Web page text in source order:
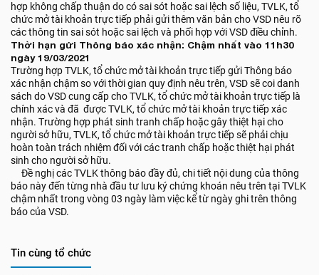
hợp không chấp thuận do có sai sót hoặc sai lệch số liệu, TVLK, tổ
chức mở tài khoản trực tiếp phải gửi thêm văn bản cho VSD nêu rõ
các thông tin sai sót hoặc sai lệch và phối hợp với VSD điều chỉnh.
Thời hạn gửi Thông báo xác nhận: Chậm nhất vào 11h30
ngày 19/03/2021
Trường hợp TVLK, tổ chức mở tài khoản trực tiếp gửi Thông báo
xác nhận chậm so với thời gian quy định nêu trên, VSD sẽ coi danh
sách do VSD cung cấp cho TVLK, tổ chức mở tài khoản trực tiếp là
chính xác và đã được TVLK, tổ chức mở tài khoản trực tiếp xác
nhận. Trường hợp phát sinh tranh chấp hoặc gây thiệt hại cho
người sở hữu, TVLK, tổ chức mở tài khoản trực tiếp sẽ phải chịu
hoàn toàn trách nhiệm đối với các tranh chấp hoặc thiệt hại phát
sinh cho người sở hữu.
Đề nghị các TVLK thông báo đầy đủ, chi tiết nội dung của thông
báo này đến từng nhà đầu tư lưu ký chứng khoán nêu trên tại TVLK
chậm nhất trong vòng 03 ngày làm việc kể từ ngày ghi trên thông
báo của VSD.
Tin cùng tổ chức